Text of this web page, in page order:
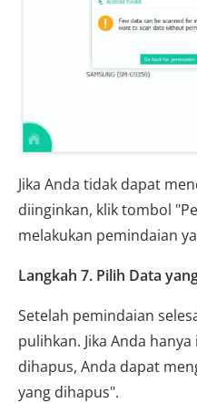
Jika Anda tidak dapat
diinginkan, klik tombol
melakukan pemindaian
Langkah 7. Pilih Data
Setelah pemindaian
pulihkan. Jika Anda
dihapus, Anda dapat
yang dihapus".